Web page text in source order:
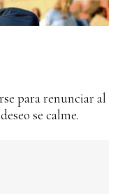
para renunciar al
se calme.